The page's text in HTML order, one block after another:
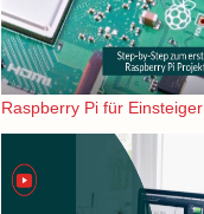
Raspberry Pi für Einsteiger